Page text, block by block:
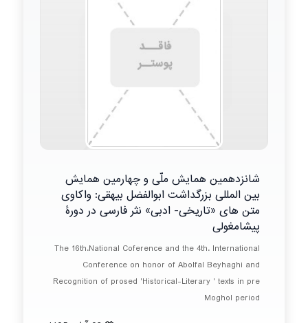
شانزدهمین همایش ملّی و چهارمین همایش
بین المللی بزرگداشت ابوالفضل بیهقی: واکاوی
متن های «تاریخی- ادبی» نثر فارسی در دورۀ
پیشامغولی
The 16th.National Coference and the 4th. International
Conference on honor of Abolfal Beyhaghi and
Recognition of prosed 'Historical-Literary ' texts in pre
Moghol period